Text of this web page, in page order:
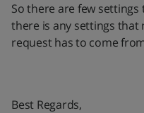
So there are few
there is any settings
request has to come
Best Regards,